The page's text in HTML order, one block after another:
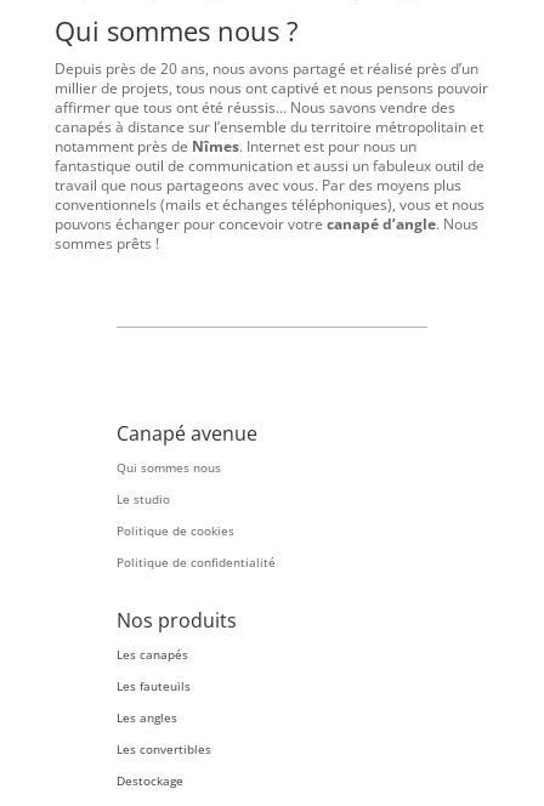
Qui sommes nous ?
Depuis près de 20 ans, nous avons partagé et réalisé près d’un
millier de projets, tous nous ont captivé et nous pensons pouvoir
affirmer que tous ont été réussis… Nous savons vendre des
canapés à distance sur l’ensemble du territoire métropolitain et
notamment près de Nîmes. Internet est pour nous un
fantastique outil de communication et aussi un fabuleux outil de
travail que nous partageons avec vous. Par des moyens plus
conventionnels (mails et échanges téléphoniques), vous et nous
pouvons échanger pour concevoir votre canapé d’angle. Nous
sommes prêts !
Canapé avenue
Qui sommes nous
Le studio
Politique de cookies
Politique de confidentialité
Nos produits
Les canapés
Les fauteuils
Les angles
Les convertibles
Destockage